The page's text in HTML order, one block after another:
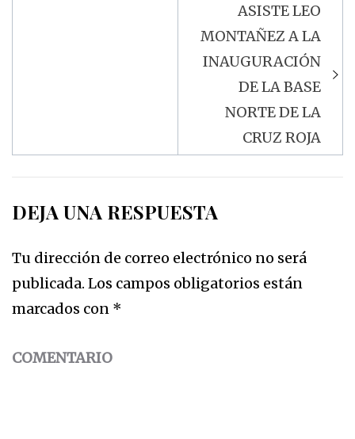
ASISTE LEO
MONTAÑEZ A LA
INAUGURACIÓN
DE LA BASE
NORTE DE LA
CRUZ ROJA
DEJA UNA RESPUESTA
Tu dirección de correo electrónico no será
publicada. Los campos obligatorios están
marcados con *
COMENTARIO